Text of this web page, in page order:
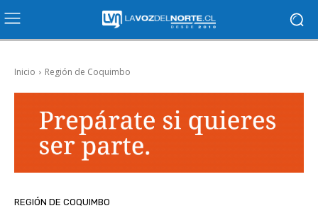
Inicio Región de Coquimbo
REGIÓN DE COQUIMBO